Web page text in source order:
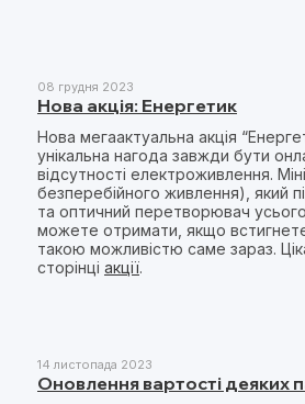
08 грудня 2023
Нова акція: Енергетик
Нова мегаактуальна акція
унікальна нагода завжди бути
відсутності електроживлення.
безперебійного живлення), який
та оптичний перетворювач
можете отримати, якщо
такою можливістю саме зараз.
сторінці акції.
14 листопада 2023
Оновлення вартості деяких